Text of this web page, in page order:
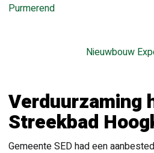
Purmerend
Nieuwbouw
Verduurzaming
Streekbad
Gemeente SED had een